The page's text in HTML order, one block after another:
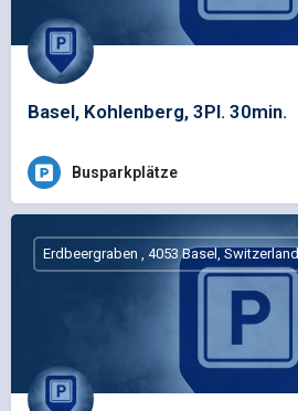
Basel, Kohlenberg, 3Pl. 30min.
Busparkplätze
Erdbeergraben , 4053 Basel, Switzerland